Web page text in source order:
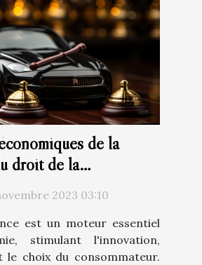
de la
droit de la
Analyse du marché
2023 03:10
est un moteur essentiel
stimulant l'innovation,
le choix du consommateur.